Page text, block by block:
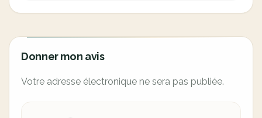
Donner mon avis
Votre adresse électronique ne sera pas publiée.